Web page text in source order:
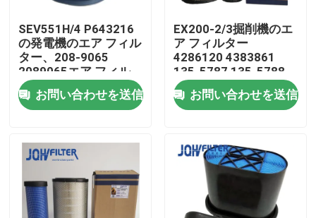
家へ
ビデオ
わたしたち に つい て
SEV551H/4 P643216
の発電機のエア フィル
ター、208-9065
2089065エア フィル
ターの要素
お問い合わせを送信
EX200-2/3掘削機のエ
ア フィルター
4286120 4383861
135-5787 135-5788
お問い合わせを送信